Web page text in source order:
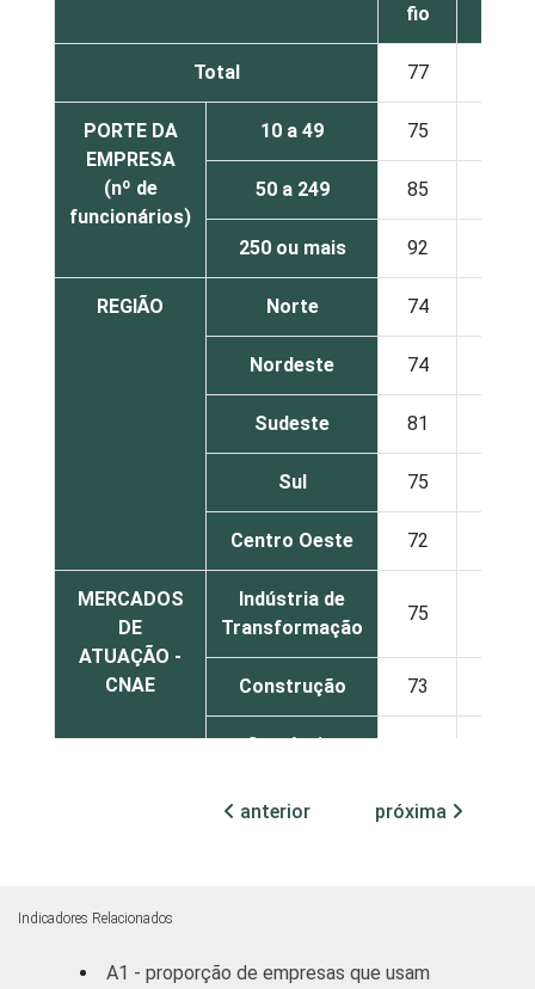
fio
Total 77
PORTE DA
EMPRESA
(nº de
funcionários)
10 a 49 75
50 a 249 85
250 ou mais 92
REGIÃO Norte 74
Nordeste 74
Sudeste 81
Sul 75
Centro Oeste 72
MERCADOS
DE
ATUAÇÃO -
CNAE
Indústria de
Transformação
75
Construção 73
Comércio;
veículos
Transporte,
anterior próxima
Indicadores Relacionados
A1 - proporção de empresas que usam